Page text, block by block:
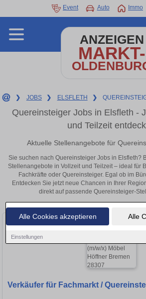
Alle Cookies akzeptieren Alle
Einstellungen
Event Auto Immo
ANZEIGEN
MARKT-
❯ JOBS ❯ ELSFLETH ❯
Quereinsteiger Jobs in Elsfleth -
und Teilzeit
Aktuelle Stellenangebote für
Sie suchen nach Quereinsteiger Jobs in Elsfleth?
Stellenangebote in Vollzeit und Teilzeit – ideal für
Fachkräfte oder Quereinsteiger. Egal ob im
Entdecken Sie jetzt neue Chancen in Ihrer
direkt auf passende Quereinsteiger-
Verkäufer für Fachmarkt /